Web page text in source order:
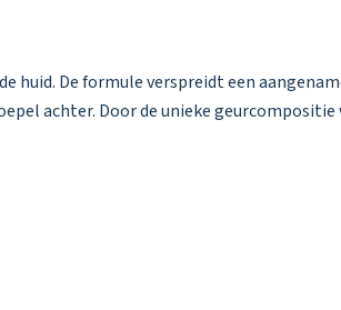
De formule verspreidt een
achter. Door de unieke geurcompositie